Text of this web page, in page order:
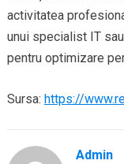
activitatea
unui specialist IT
pentru optimizare
Sursa: https://
Admin